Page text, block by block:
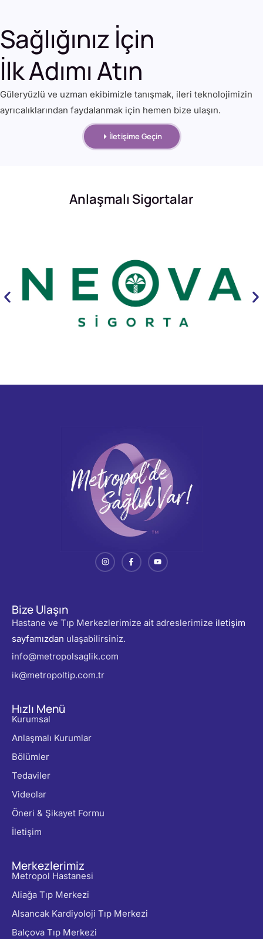
Sağlığınız İçin
İlk Adımı Atın
Güleryüzlü ve uzman ekibimizle tanışmak, ileri teknolojimizin
ayrıcalıklarından faydalanmak için hemen bize ulaşın.
İletişime Geçin
Anlaşmalı Sigortalar
Bize Ulaşın
Hastane ve Tıp Merkezlerimize ait adreslerimize iletişim
sayfamızdan ulaşabilirsiniz.
info@metropolsaglik.com
ik@metropoltip.com.tr
Hızlı Menü
Kurumsal
Anlaşmalı Kurumlar
Bölümler
Tedaviler
Videolar
Öneri & Şikayet Formu
İletişim
Merkezlerimiz
Metropol Hastanesi
Aliağa Tıp Merkezi
Alsancak Kardiyoloji Tıp Merkezi
Balçova Tıp Merkezi